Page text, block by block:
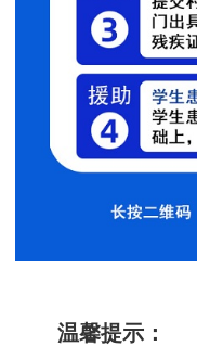
温馨提示：